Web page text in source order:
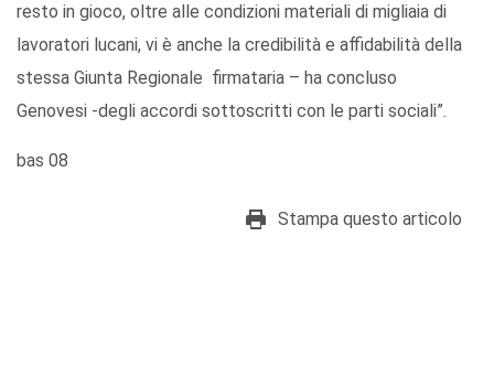
resto in gioco, oltre alle condizioni materiali di migliaia di
lavoratori lucani, vi è anche la credibilità e affidabilità della
stessa Giunta Regionale firmataria – ha concluso
Genovesi -degli accordi sottoscritti con le parti sociali”.
bas 08
Stampa questo articolo